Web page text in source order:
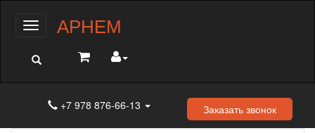
МенюАРНЕМ
+7 978 876-66-13 Заказать звонок